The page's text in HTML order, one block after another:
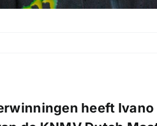
heeft Ivano